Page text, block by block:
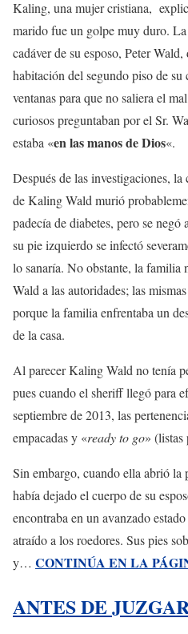
Kaling, una mujer cristiana,
marido fue un golpe muy duro.
cadáver de su esposo, Peter
habitación del segundo piso de su
ventanas para que no saliera el
curiosos preguntaban por el Sr.
estaba «en las manos de Dios«.
Después de las investigaciones,
de Kaling Wald murió
padecía de diabetes, pero se
su pie izquierdo se infectó
lo sanaría. No obstante, la familia
Wald a las autoridades; las
porque la familia enfrentaba un
de la casa.
Al parecer Kaling Wald no tenía
pues cuando el sheriff llegó para
septiembre de 2013, las
empacadas y «ready to go» (listas
Sin embargo, cuando ella abrió la
había dejado el cuerpo de su
encontraba en un avanzado
atraído a los roedores. Sus pies
y… CONTINÚA EN LA
ANTES DE